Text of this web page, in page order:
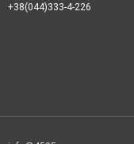
+38(044)333-4-226